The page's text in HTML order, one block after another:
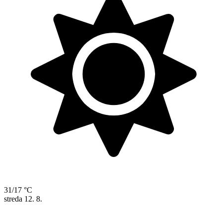
31/17 °C
streda 12. 8.